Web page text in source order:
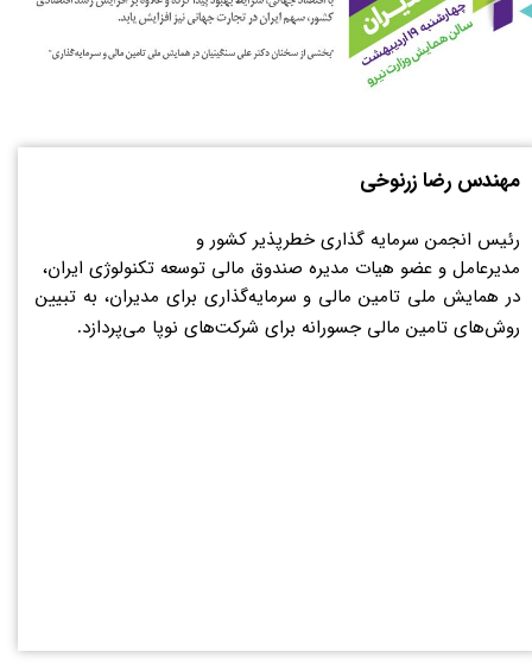
مهندس رضا زرنوخی
رئیس انجمن سرمایه گذاری خطرپذیر کشور و
​​​​​​​مدیرعامل و عضو هیات مدیره صندوق مالی توسعه تکنولوژی ایران،
در همایش ملی تامین مالی و سرمایه‌گذاری برای مدیران، به تبیین
روش‌های تامین مالی جسورانه برای شرکت‌های نوپا می‌پردازد.